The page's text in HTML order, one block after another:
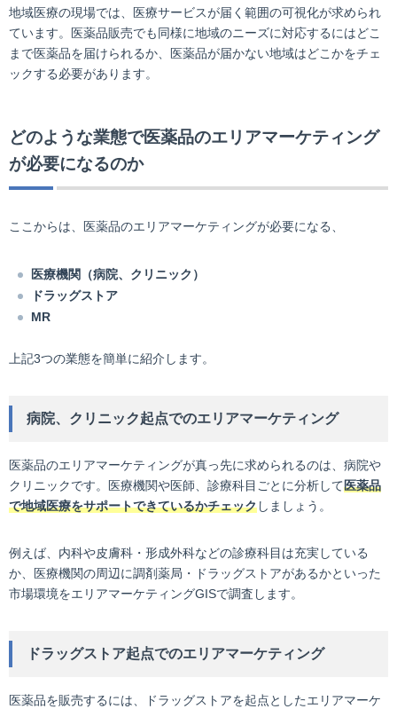
地域医療の現場では、医療サービスが届く範囲の可視化が求められ
ています。医薬品販売でも同様に地域のニーズに対応するにはどこ
まで医薬品を届けられるか、医薬品が届かない地域はどこかをチェ
ックする必要があります。
どのような業態で医薬品のエリアマーケティング
が必要になるのか
ここからは、医薬品のエリアマーケティングが必要になる、
医療機関（病院、クリニック）
ドラッグストア
MR
上記3つの業態を簡単に紹介します。
病院、クリニック起点でのエリアマーケティング
医薬品のエリアマーケティングが真っ先に求められるのは、病院や
クリニックです。医療機関や医師、診療科目ごとに分析して医薬品
で地域医療をサポートできているかチェックしましょう。
例えば、内科や皮膚科・形成外科などの診療科目は充実している
か、医療機関の周辺に調剤薬局・ドラッグストアがあるかといった
市場環境をエリアマーケティングGISで調査します。
ドラッグストア起点でのエリアマーケティング
医薬品を販売するには、ドラッグストアを起点としたエリアマーケ